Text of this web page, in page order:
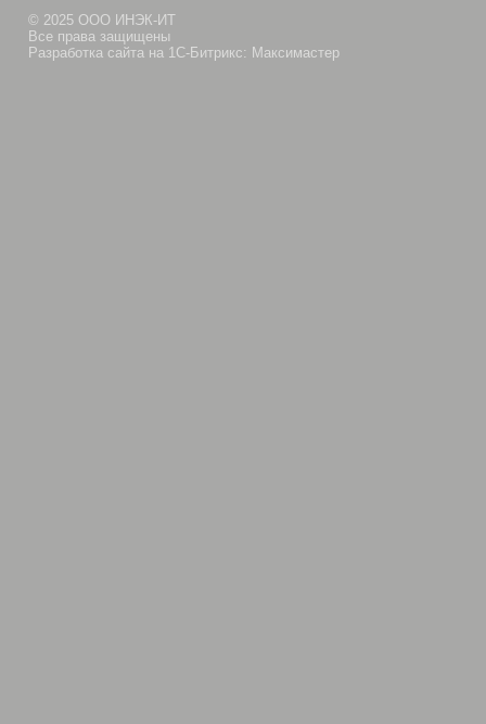
© 2025 ООО ИНЭК-ИТ
Все права защищены
Разработка сайта на 1С-Битрикс: Максимастер